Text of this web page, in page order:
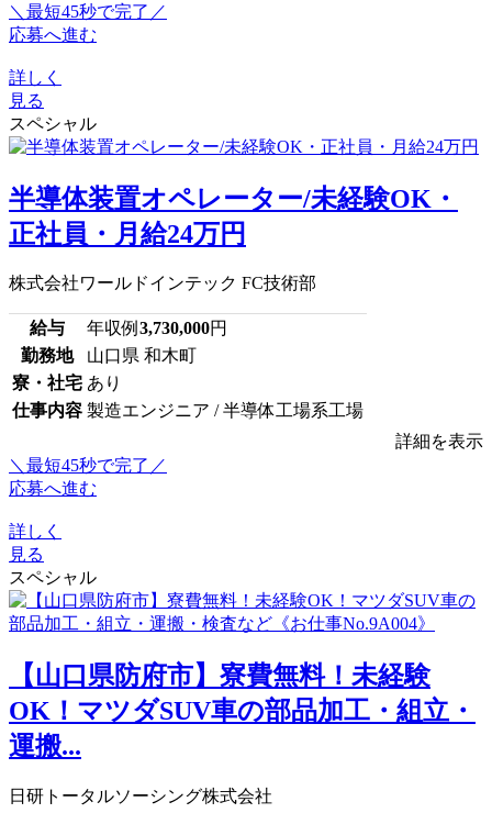
＼最短45秒で完了／
応募へ進む
詳しく
見る
スペシャル
半導体装置オペレーター/未経験OK・
正社員・月給24万円
株式会社ワールドインテック FC技術部
給与 年収例 3,730,000円
勤務地
山口県 和木町
寮・社宅 あり
仕事内容 製造エンジニア / 半導体工場系工場
詳細を表示
＼最短45秒で完了／
応募へ進む
詳しく
見る
スペシャル
【山口県防府市】寮費無料！未経験
OK！マツダSUV車の部品加工・組立・
運搬...
日研トータルソーシング株式会社